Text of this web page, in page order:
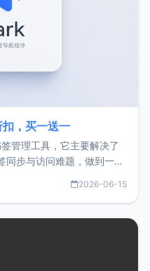
，买一送一
管理工具，它主要解决了
同步与访问难题，做到一处
：
2026-06-15